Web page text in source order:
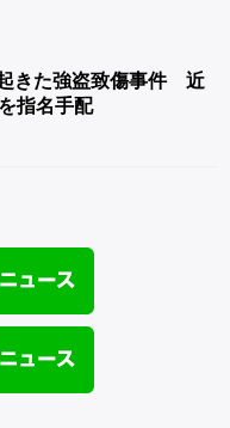
きた強盗致傷事件 近
指名手配